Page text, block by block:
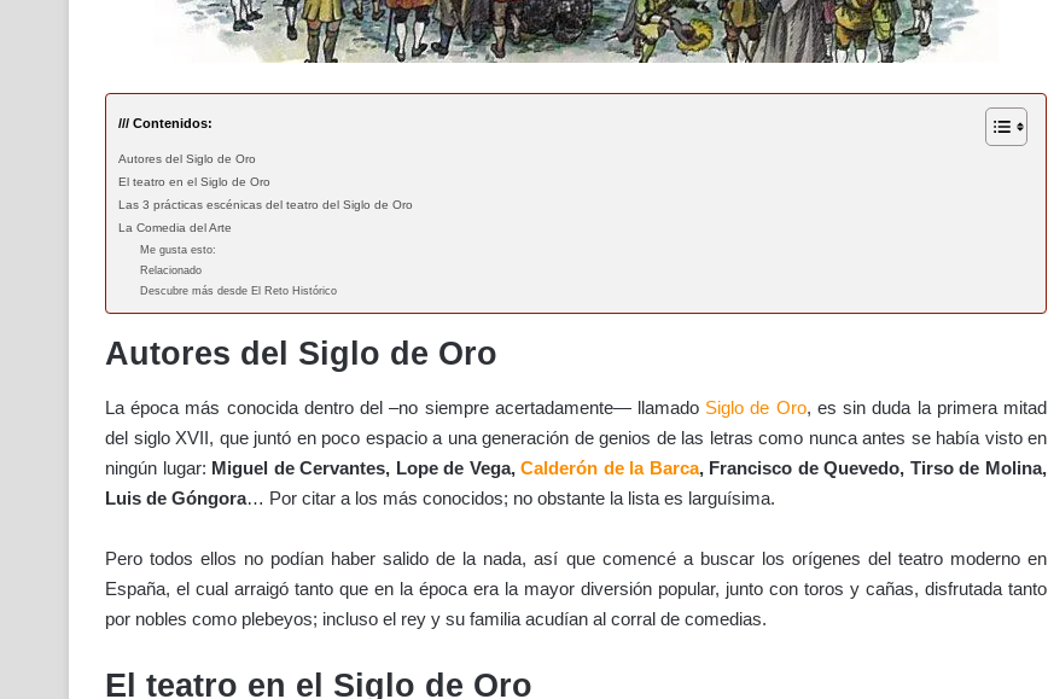
/// Contenidos:
Autores del Siglo de Oro
El teatro en el Siglo de Oro
Las 3 prácticas escénicas del teatro del Siglo de Oro
La Comedia del Arte
Me gusta esto:
Relacionado
Descubre más desde El Reto Histórico
Autores del Siglo de Oro
La época más conocida dentro del –no siempre acertadamente— llamado Siglo de Oro, es sin duda la primera mitad
del siglo XVII, que juntó en poco espacio a una generación de genios de las letras como nunca antes se había visto en
ningún lugar: Miguel de Cervantes, Lope de Vega,Calderón de la Barca, Francisco de Quevedo, Tirso de Molina,
Luis de Góngora… Por citar a los más conocidos; no obstante la lista es larguísima.
Pero todos ellos no podían haber salido de la nada, así que comencé a buscar los orígenes del teatro moderno en
España, el cual arraigó tanto que en la época era la mayor diversión popular, junto con toros y cañas, disfrutada tanto
por nobles como plebeyos; incluso el rey y su familia acudían al corral de comedias.
El teatro en el Siglo de Oro